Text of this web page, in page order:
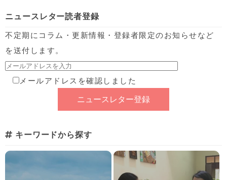
ニュースレター読者登録
不定期にコラム・更新情報・登録者限定のお知らせなど
を送付します。
メールアドレスを確認しました
キーワードから探す